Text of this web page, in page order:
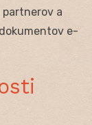
partnerov a
e-